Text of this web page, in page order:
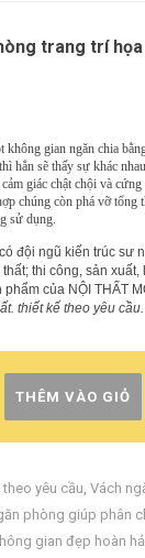
trang trí
không gian ngăn chia
hẳn sẽ thấy sự khác
giác chật chội và
chúng còn phá vỡ tổng
sử dụng.
đội ngũ kiến trúc sư
thi công, sản xuất,
của NỘI THẤT
thiết kế theo yêu cầu.
THÊM VÀO GIỎ
yêu cầu, Vách
phòng giúp phân
gian đẹp hoàn